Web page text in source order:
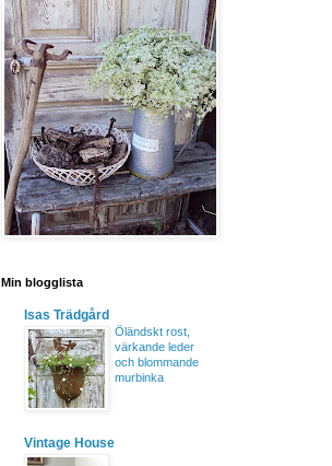
Min blogglista
Isas Trädgård
Öländskt rost,
värkande leder
och blommande
murbinka
Vintage House